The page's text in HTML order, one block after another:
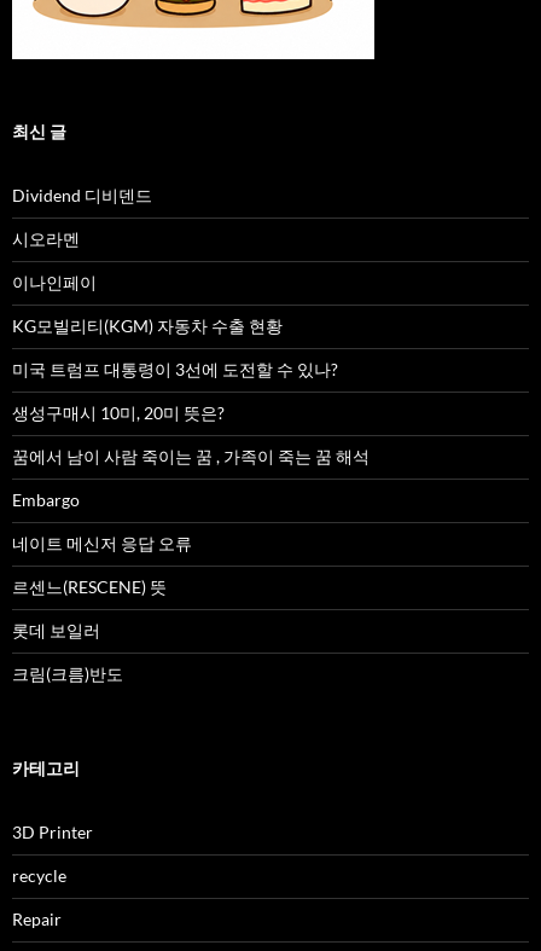
최신 글
Dividend 디비덴드
시오라멘
이나인페이
KG모빌리티(KGM) 자동차 수출 현황
미국 트럼프 대통령이 3선에 도전할 수 있나?
생성구매시 10미, 20미 뜻은?
꿈에서 남이 사람 죽이는 꿈 , 가족이 죽는 꿈 해석
Embargo
네이트 메신저 응답 오류
르센느(RESCENE) 뜻
롯데 보일러
크림(크름)반도
카테고리
3D Printer
recycle
Repair